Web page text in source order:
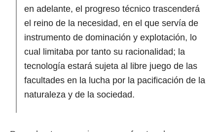
en adelante, el progreso técnico trascenderá
el reino de la necesidad, en el que servía de
instrumento de dominación y explotación, lo
cual limitaba por tanto su racionalidad; la
tecnología estará sujeta al libre juego de las
facultades en la lucha por la pacificación de la
naturaleza y de la sociedad.